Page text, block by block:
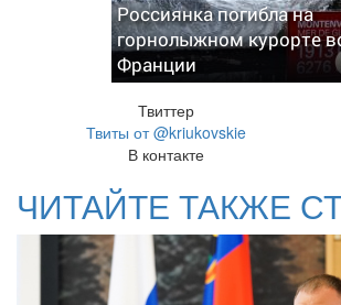
Россиянка погибла на
горнолыжном курорте
Франции
Твиттер
Твиты от @kriukovskie
В контакте
ЧИТАЙТЕ ТАКЖЕ